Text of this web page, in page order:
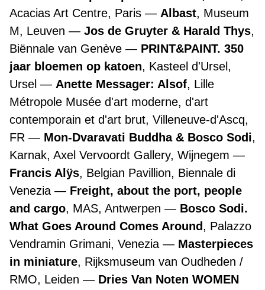
Acacias Art Centre, Paris
Albast, Museum
M, Leuven
Jos de Gruyter & Harald Thys,
Biënnale van Genève
PRINT&PAINT. 350
jaar bloemen op katoen, Kasteel d'Ursel,
Ursel
Anette Messager: Alsof, Lille
Métropole Musée d'art moderne, d'art
contemporain et d'art brut, Villeneuve-d'Ascq,
FR
Mon-Dvaravati Buddha & Bosco Sodi,
Karnak, Axel Vervoordt Gallery, Wijnegem
Francis Alÿs, Belgian Pavillion, Biennale di
Venezia
Freight, about the port, people
and cargo, MAS, Antwerpen
Bosco Sodi.
What Goes Around Comes Around, Palazzo
Vendramin Grimani, Venezia
Masterpieces
in miniature, Rijksmuseum van Oudheden /
RMO, Leiden
Dries Van Noten WOMEN